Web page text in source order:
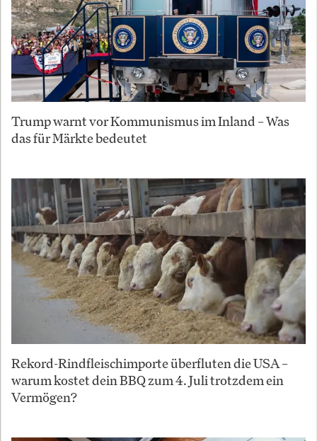
Trump warnt vor Kommunismus im Inland – Was
das für Märkte bedeutet
Rekord-Rindfleischimporte überfluten die USA –
warum kostet dein BBQ zum 4. Juli trotzdem ein
Vermögen?